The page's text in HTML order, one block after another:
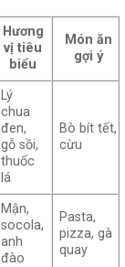
Hương
vị tiêu
biểu
Món ăn
gợi ý
Lý
chua
đen,
gỗ sồi,
thuốc
lá
Bò bít tết,
cừu
Mận,
socola,
anh
đào
Pasta,
pizza, gà
quay